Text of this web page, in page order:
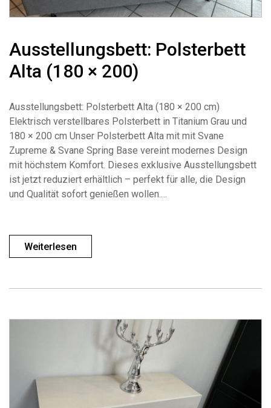
Ausstellungsbett: Polsterbett
Alta (180 × 200)
Ausstellungsbett: Polsterbett Alta (180 × 200 cm)
Elektrisch verstellbares Polsterbett in Titanium Grau und
180 × 200 cm Unser Polsterbett Alta mit mit Svane
Zupreme & Svane Spring Base vereint modernes Design
mit höchstem Komfort. Dieses exklusive Ausstellungsbett
ist jetzt reduziert erhältlich – perfekt für alle, die Design
und Qualität sofort genießen wollen.…
Weiterlesen